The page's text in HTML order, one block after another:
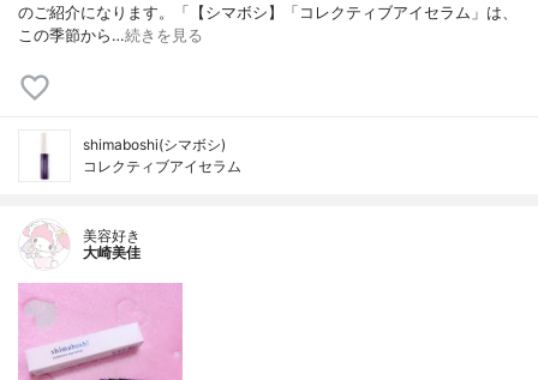
のご紹介になります。「【シマボシ】「コレクティブアイセラム」は、
この季節から…続きを見る
shimaboshi(シマボシ)
コレクティブアイセラム
美容好き
大崎美佳